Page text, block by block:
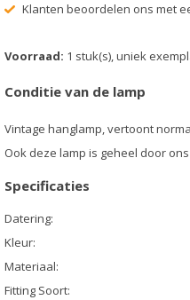
Klanten beoordelen ons met
Voorraad: 1 stuk(s), uniek
Conditie van de lamp
Vintage hanglamp, vertoont
Ook deze lamp is geheel door
Specificaties
Datering:
Kleur:
Materiaal:
Fitting Soort: